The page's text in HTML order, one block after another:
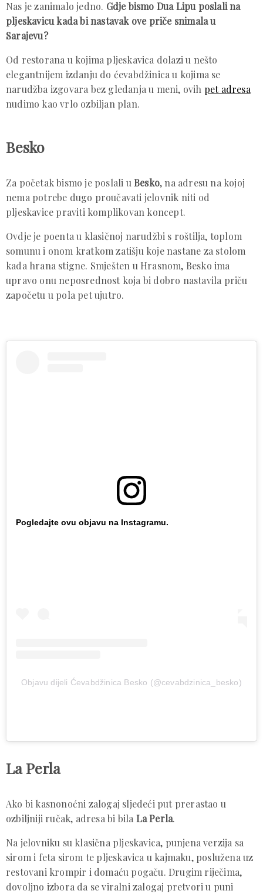
Nas je zanimalo jedno. Gdje bismo Dua Lipu poslali na
pljeskavicu kada bi nastavak ove priče snimala u
Sarajevu?
Od restorana u kojima pljeskavica dolazi u nešto
elegantnijem izdanju do ćevabdžinica u kojima se
narudžba izgovara bez gledanja u meni, ovih pet adresa
nudimo kao vrlo ozbiljan plan.
Besko
Za početak bismo je poslali u Besko, na adresu na kojoj
nema potrebe dugo proučavati jelovnik niti od
pljeskavice praviti komplikovan koncept.
Ovdje je poenta u klasičnoj narudžbi s roštilja, toplom
somunu i onom kratkom zatišju koje nastane za stolom
kada hrana stigne. Smješten u Hrasnom, Besko ima
upravo onu neposrednost koja bi dobro nastavila priču
započetu u pola pet ujutro.
Pogledajte ovu objavu na Instagramu.
Objavu dijeli Ćevabdžinica Besko (@cevabdzinica_besko)
La Perla
Ako bi kasnonoćni zalogaj sljedeći put prerastao u
ozbiljniji ručak, adresa bi bila La Perla.
Na jelovniku su klasična pljeskavica, punjena verzija sa
sirom i feta sirom te pljeskavica u kajmaku, poslužena uz
restovani krompir i domaću pogaču. Drugim riječima,
dovoljno izbora da se viralni zalogaj pretvori u puni